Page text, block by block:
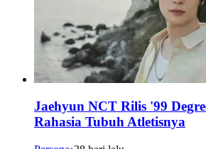
Jaehyun NCT Rilis '99
Rahasia Tubuh Atletisnya